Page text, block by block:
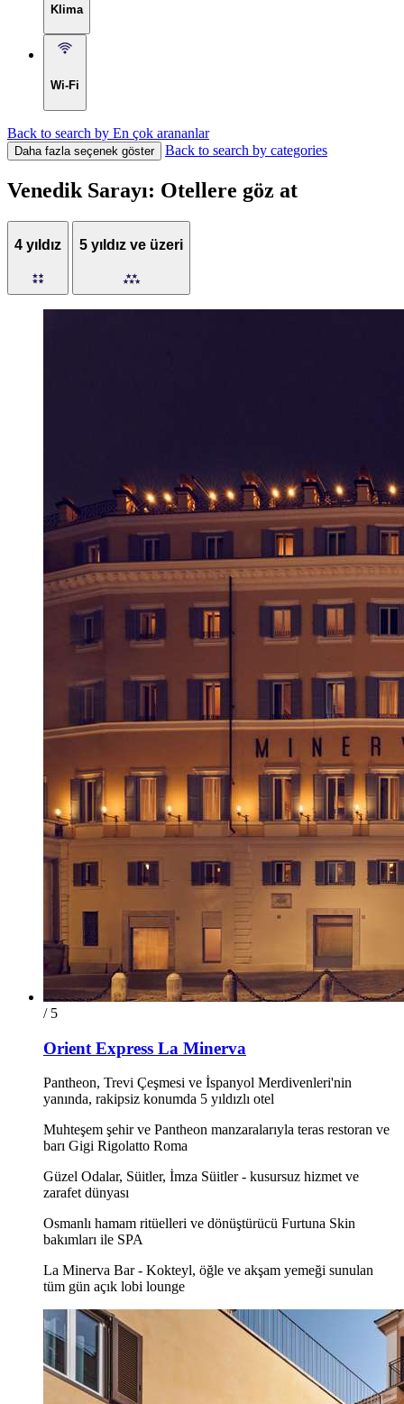
Klima
Wi-Fi
Back to search by En çok arananlar
Daha fazla seçenek göster Back to search by categories
Venedik Sarayı: Otellere göz at
4 yıldız 5 yıldız ve üzeri
/ 5
Orient Express La Minerva
Pantheon, Trevi Çeşmesi ve İspanyol Merdivenleri'nin
yanında, rakipsiz konumda 5 yıldızlı otel
Muhteşem şehir ve Pantheon manzaralarıyla teras restoran ve
barı Gigi Rigolatto Roma
Güzel Odalar, Süitler, İmza Süitler - kusursuz hizmet ve
zarafet dünyası
Osmanlı hamam ritüelleri ve dönüştürücü Furtuna Skin
bakımları ile SPA
La Minerva Bar - Kokteyl, öğle ve akşam yemeği sunulan
tüm gün açık lobi lounge